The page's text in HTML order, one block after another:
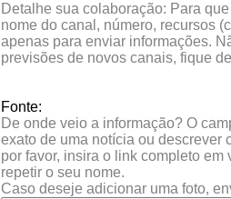
Detalhe sua colaboração: Para
nome do canal, número, recursos
apenas para enviar informações.
previsões de novos canais, fique
Fonte:
De onde veio a informação? O
exato de uma notícia ou descrever
por favor, insira o link completo
repetir o seu nome.
Caso deseje adicionar uma foto,